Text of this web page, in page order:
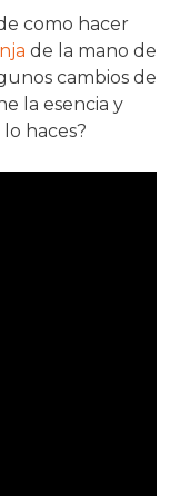
como hacer
de la mano de
cambios de
la esencia y
haces?